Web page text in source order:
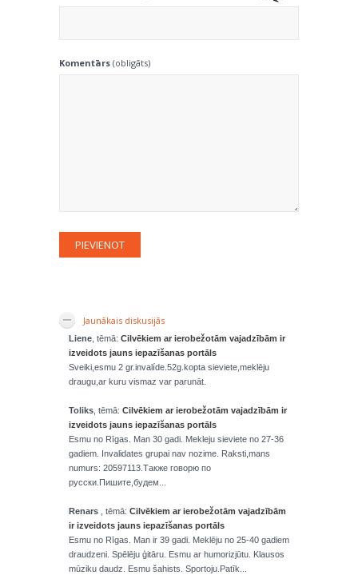
Komentārs (obligāts)
Jaunākais diskusijās
Liene , tēmā: Cilvēkiem ar ierobežotām vajadzībām ir
izveidots jauns iepazīšanas portāls
Sveiki,esmu 2 gr.invalíde.52g.kopta sieviete,meklēju
draugu,ar kuru vismaz var parunāt.
Toliks , tēmā: Cilvēkiem ar ierobežotām vajadzībām ir
izveidots jauns iepazīšanas portāls
Esmu no Rīgas. Man 30 gadi. Mekleju sieviete no 27-36
gadiem. Invalidates grupai nav nozime. Raksti,mans
numurs: 20597113.Также говорю по
русски.Пишите,будем...
Renars , tēmā: Cilvēkiem ar ierobežotām vajadzībām
ir izveidots jauns iepazīšanas portāls
Esmu no Rīgas. Man ir 39 gadi. Meklēju no 25-40 gadiem
draudzeni. Spēlēju ģitāru. Esmu ar humorizjūtu. Klausos
mūziku daudz. Esmu šahists. Sportoju.Patīk...